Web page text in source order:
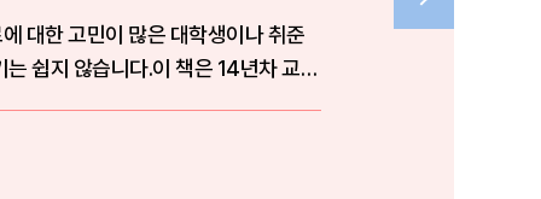
대한 고민이 많은 대학생이나 취준
쉽지 않습니다.이 책은 14년차 교직